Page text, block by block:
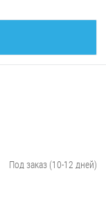
Под заказ (10-12 дней)